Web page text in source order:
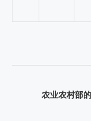
农业农村部